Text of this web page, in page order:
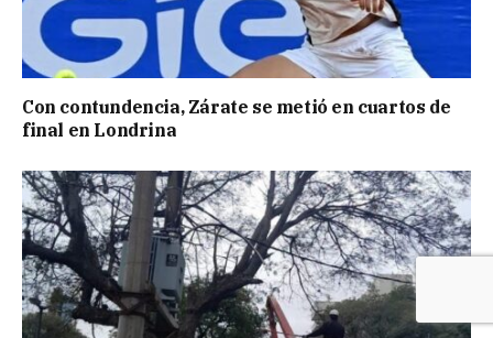
Con contundencia, Zárate se metió en cuartos de
final en Londrina